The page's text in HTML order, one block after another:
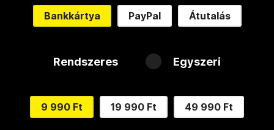
Bankkártya PayPal Átutalás
Rendszeres Egyszeri
9 990 Ft 19 990 Ft 49 990 Ft